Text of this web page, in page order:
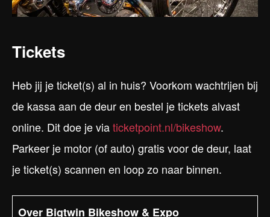
Tickets
Heb jij je ticket(s) al in huis? Voorkom wachtrijen bij
de kassa aan de deur en bestel je tickets alvast
online. Dit doe je viaticketpoint.nl/bikeshow.
Parkeer je motor (of auto) gratis voor de deur, laat
je ticket(s) scannen en loop zo naar binnen.
Over Bigtwin Bikeshow & Expo